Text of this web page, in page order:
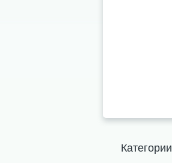
Категории